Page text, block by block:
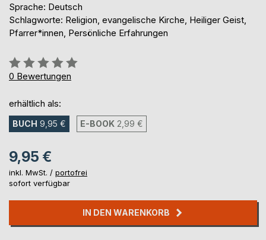
Sprache: Deutsch
Schlagworte: Religion, evangelische Kirche, Heiliger Geist,
Pfarrer*innen, Persönliche Erfahrungen
Bewertung::
0%
0 Bewertungen
erhältlich als:
BUCH 9,95 € E-BOOK 2,99 €
9,95 €
inkl. MwSt. / portofrei
sofort verfügbar
IN DEN WARENKORB